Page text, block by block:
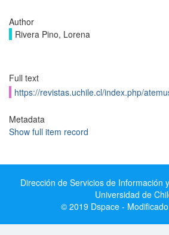
Author
Rivera Pino, Lorena
Full text
https://revistas.uchile.cl/index.php/
Metadata
Show full item record
Dirección de Servicios de Información
Universidad de
© 2019 Dspace -